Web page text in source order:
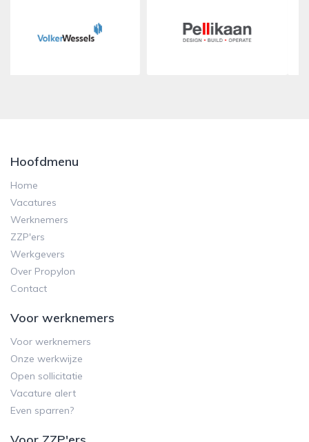
Hoofdmenu
Home
Vacatures
Werknemers
ZZP'ers
Werkgevers
Over Propylon
Contact
Voor werknemers
Voor werknemers
Onze werkwijze
Open sollicitatie
Vacature alert
Even sparren?